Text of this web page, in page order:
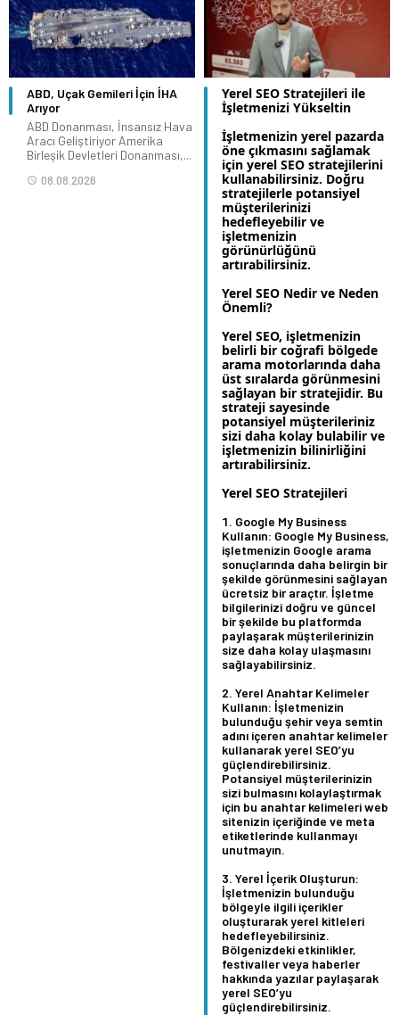
ABD, Uçak Gemileri İçin İHA
Arıyor
ABD Donanması, İnsansız Hava
Aracı Geliştiriyor Amerika
Birleşik Devletleri Donanması,...
08.08.2026
Yerel SEO Stratejileri ile
İşletmenizi Yükseltin
İşletmenizin yerel pazarda
öne çıkmasını sağlamak
için yerel SEO stratejilerini
kullanabilirsiniz. Doğru
stratejilerle potansiyel
müşterilerinizi
hedefleyebilir ve
işletmenizin
görünürlüğünü
artırabilirsiniz.
Yerel SEO Nedir ve Neden
Önemli?
Yerel SEO, işletmenizin
belirli bir coğrafi bölgede
arama motorlarında daha
üst sıralarda görünmesini
sağlayan bir stratejidir. Bu
strateji sayesinde
potansiyel müşterileriniz
sizi daha kolay bulabilir ve
işletmenizin bilinirliğini
artırabilirsiniz.
Yerel SEO Stratejileri
Google My Business
Kullanın: Google My Business,
işletmenizin Google arama
sonuçlarında daha belirgin bir
şekilde görünmesini sağlayan
ücretsiz bir araçtır. İşletme
bilgilerinizi doğru ve güncel
bir şekilde bu platformda
paylaşarak müşterilerinizin
size daha kolay ulaşmasını
sağlayabilirsiniz.
Yerel Anahtar Kelimeler
Kullanın: İşletmenizin
bulunduğu şehir veya semtin
adını içeren anahtar kelimeler
kullanarak yerel SEO’yu
güçlendirebilirsiniz.
Potansiyel müşterilerinizin
sizi bulmasını kolaylaştırmak
için bu anahtar kelimeleri web
sitenizin içeriğinde ve meta
etiketlerinde kullanmayı
unutmayın.
Yerel İçerik Oluşturun:
İşletmenizin bulunduğu
bölgeyle ilgili içerikler
oluşturarak yerel kitleleri
hedefleyebilirsiniz.
Bölgenizdeki etkinlikler,
festivaller veya haberler
hakkında yazılar paylaşarak
yerel SEO’yu
güçlendirebilirsiniz.